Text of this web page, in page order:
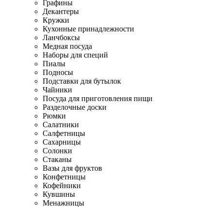
Графины
Декантеры
Кружки
Кухонные принадлежности
Ланчбоксы
Медная посуда
Наборы для специй
Пиалы
Подносы
Подставки для бутылок
Чайники
Посуда для приготовления пищи
Разделочные доски
Рюмки
Салатники
Салфетницы
Сахарницы
Солонки
Стаканы
Вазы для фруктов
Конфетницы
Кофейники
Кувшины
Менажницы